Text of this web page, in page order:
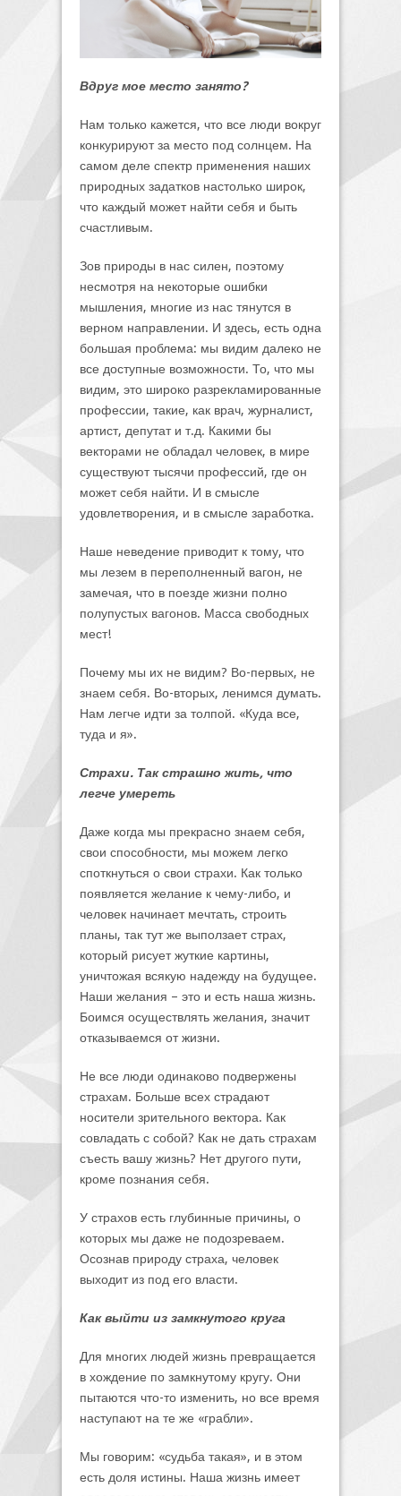
Вдруг мое место занято?
Нам только кажется, что все люди вокруг
конкурируют за место под солнцем. На
самом деле спектр применения наших
природных задатков настолько широк,
что каждый может найти себя и быть
счастливым.
Зов природы в нас силен, поэтому
несмотря на некоторые ошибки
мышления, многие из нас тянутся в
верном направлении. И здесь, есть одна
большая проблема: мы видим далеко не
все доступные возможности. То, что мы
видим, это широко разрекламированные
профессии, такие, как врач, журналист,
артист, депутат и т.д. Какими бы
векторами не обладал человек, в мире
существуют тысячи профессий, где он
может себя найти. И в смысле
удовлетворения, и в смысле заработка.
Наше неведение приводит к тому, что
мы лезем в переполненный вагон, не
замечая, что в поезде жизни полно
полупустых вагонов. Масса свободных
мест!
Почему мы их не видим? Во-первых, не
знаем себя. Во-вторых, ленимся думать.
Нам легче идти за толпой. «Куда все,
туда и я».
Страхи. Так страшно жить, что
легче умереть
Даже когда мы прекрасно знаем себя,
свои способности, мы можем легко
споткнуться о свои страхи. Как только
появляется желание к чему-либо, и
человек начинает мечтать, строить
планы, так тут же выползает страх,
который рисует жуткие картины,
уничтожая всякую надежду на будущее.
Наши желания – это и есть наша жизнь.
Боимся осуществлять желания, значит
отказываемся от жизни.
Не все люди одинаково подвержены
страхам. Больше всех страдают
носители зрительного вектора. Как
совладать с собой? Как не дать страхам
съесть вашу жизнь? Нет другого пути,
кроме познания себя.
У страхов есть глубинные причины, о
которых мы даже не подозреваем.
Осознав природу страха, человек
выходит из под его власти.
Как выйти из замкнутого круга
Для многих людей жизнь превращается
в хождение по замкнутому кругу. Они
пытаются что-то изменить, но все время
наступают на те же «грабли».
Мы говорим: «судьба такая», и в этом
есть доля истины. Наша жизнь имеет